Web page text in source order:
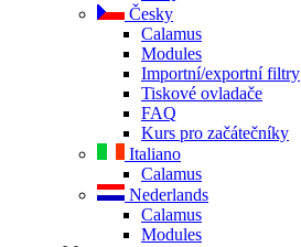
Česky
Calamus
Modules
Importní/exportní filtry
Tiskové ovladače
FAQ
Kurs pro začátečníky
Italiano
Calamus
Nederlands
Calamus
Modules